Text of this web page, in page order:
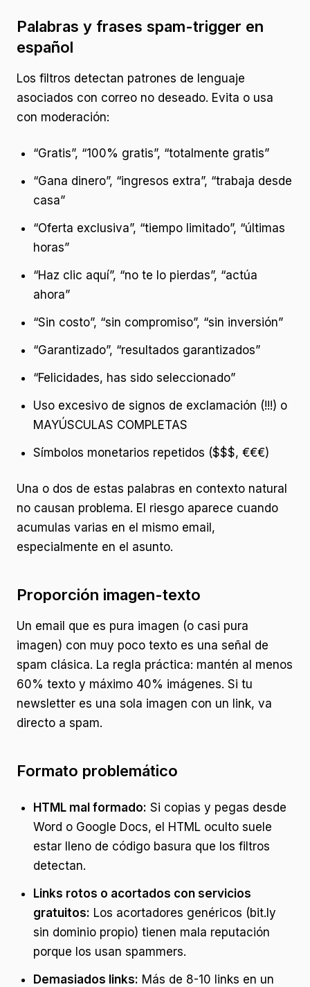
Palabras y frases spam-trigger en
español
Los filtros detectan patrones de lenguaje
asociados con correo no deseado. Evita o usa
con moderación:
“Gratis”, “100% gratis”, “totalmente gratis”
“Gana dinero”, “ingresos extra”, “trabaja desde
casa”
“Oferta exclusiva”, “tiempo limitado”, “últimas
horas”
“Haz clic aquí”, “no te lo pierdas”, “actúa
ahora”
“Sin costo”, “sin compromiso”, “sin inversión”
“Garantizado”, “resultados garantizados”
“Felicidades, has sido seleccionado”
Uso excesivo de signos de exclamación (!!!) o
MAYÚSCULAS COMPLETAS
Símbolos monetarios repetidos ($$$, €€€)
Una o dos de estas palabras en contexto natural
no causan problema. El riesgo aparece cuando
acumulas varias en el mismo email,
especialmente en el asunto.
Proporción imagen-texto
Un email que es pura imagen (o casi pura
imagen) con muy poco texto es una señal de
spam clásica. La regla práctica: mantén al menos
60% texto y máximo 40% imágenes. Si tu
newsletter es una sola imagen con un link, va
directo a spam.
Formato problemático
HTML mal formado: Si copias y pegas desde
Word o Google Docs, el HTML oculto suele
estar lleno de código basura que los filtros
detectan.
Links rotos o acortados con servicios
gratuitos: Los acortadores genéricos (bit.ly
sin dominio propio) tienen mala reputación
porque los usan spammers.
Demasiados links: Más de 8-10 links en un